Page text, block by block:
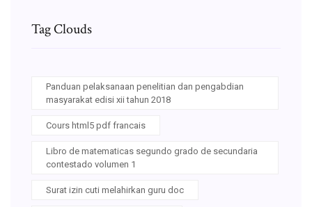
Tag Clouds
Panduan pelaksanaan penelitian dan pengabdian
masyarakat edisi xii tahun 2018
Cours html5 pdf francais
Libro de matematicas segundo grado de secundaria
contestado volumen 1
Surat izin cuti melahirkan guru doc